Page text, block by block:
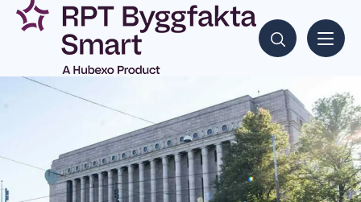
Siirry
sisältöön
Hae sisältöjä